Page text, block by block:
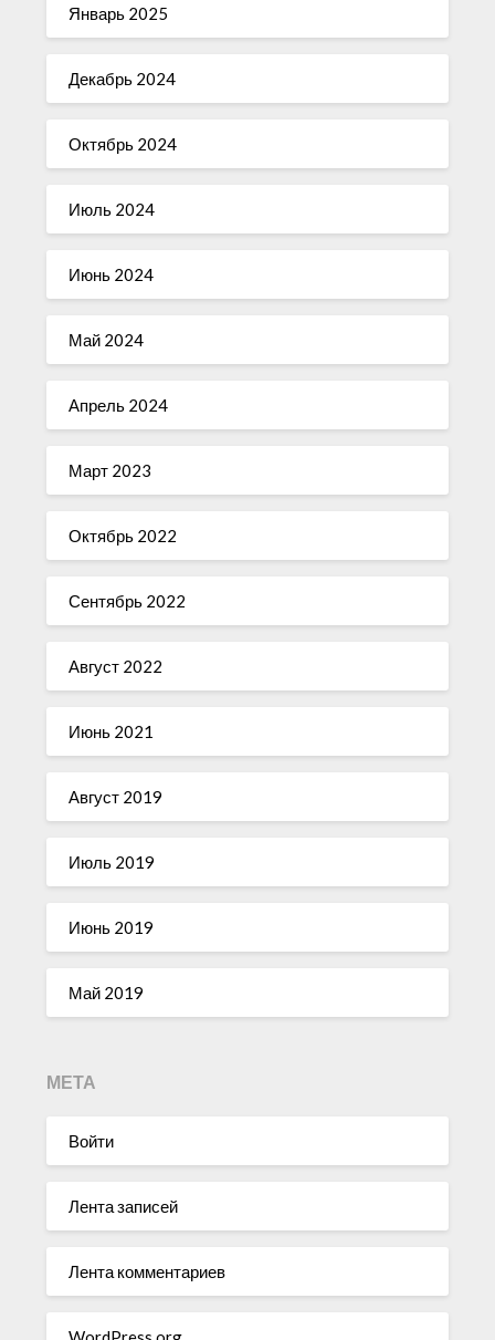
Январь 2025
Декабрь 2024
Октябрь 2024
Июль 2024
Июнь 2024
Май 2024
Апрель 2024
Март 2023
Октябрь 2022
Сентябрь 2022
Август 2022
Июнь 2021
Август 2019
Июль 2019
Июнь 2019
Май 2019
МЕТА
Войти
Лента записей
Лента комментариев